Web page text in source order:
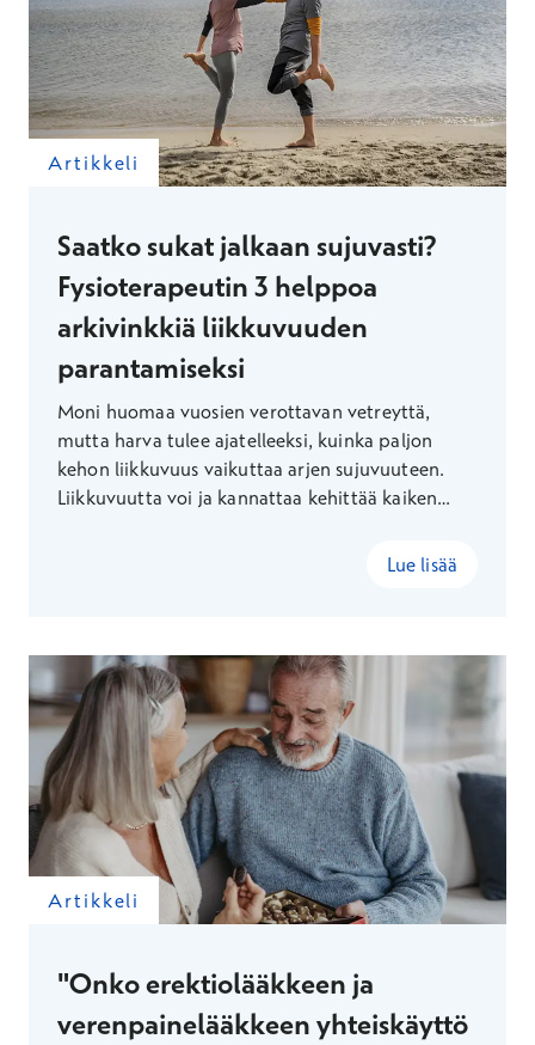
Artikkeli
Saatko sukat jalkaan sujuvasti?
Fysioterapeutin 3 helppoa
arkivinkkiä liikkuvuuden
parantamiseksi
Moni huomaa vuosien verottavan vetreyttä,
mutta harva tulee ajatelleeksi, kuinka paljon
kehon liikkuvuus vaikuttaa arjen sujuvuuteen.
Liikkuvuutta voi ja kannattaa kehittää kaiken
miten otat liikkuvuusharjoitukset helposti osaksi
Lue lisää
Artikkeli
"Onko erektiolääkkeen ja
verenpainelääkkeen yhteiskäyttö